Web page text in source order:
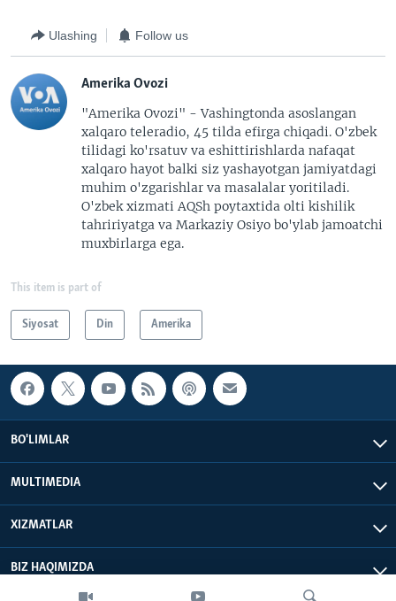
Ulashing Follow us
Amerika Ovozi
"Amerika Ovozi" - Vashingtonda asoslangan
xalqaro teleradio, 45 tilda efirga chiqadi. O'zbek
tilidagi ko'rsatuv va eshittirishlarda nafaqat
xalqaro hayot balki siz yashayotgan jamiyatdagi
muhim o'zgarishlar va masalalar yoritiladi.
O'zbek xizmati AQSh poytaxtida olti kishilik
tahririyatga va Markaziy Osiyo bo'ylab jamoatchi
muxbirlarga ega.
This item is part of
Siyosat Din Amerika
BO'LIMLAR
MULTIMEDIA
XIZMATLAR
BIZ HAQIMIZDA